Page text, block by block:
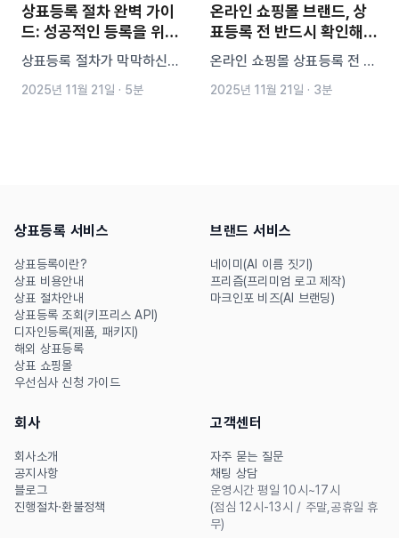
상표등록 절차 완벽 가이
드: 성공적인 등록을 위한
모든 팁
상표등록 절차가 막막하신가
요? 상표 출원부터 심사, 등록
2025년 11월 21일 · 5분
온라인 쇼핑몰 브랜드, 상
표등록 전 반드시 확인해야
할 3가지
온라인 쇼핑몰 상표등록 전 반
드시 확인해야 할 핵심 전략 3
2025년 11월 21일 · 3분
상표등록 서비스
상표등록이란?
상표 비용안내
상표 절차안내
상표등록 조회(키프리스 API)
디자인등록(제품, 패키지)
해외 상표등록
상표 쇼핑몰
우선심사 신청 가이드
브랜드 서비스
네이미(AI 이름 짓기)
프리즘(프리미엄 로고 제작)
마크인포 비즈(AI 브랜딩)
회사
회사소개
공지사항
블로그
진행절차·환불정책
고객센터
자주 묻는 질문
채팅 상담
운영시간 평일 10시~17시
(점심 12시-13시 / 주말,공휴일 휴
무)